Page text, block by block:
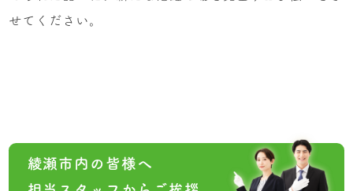
せてください。
綾瀬市内の皆様へ